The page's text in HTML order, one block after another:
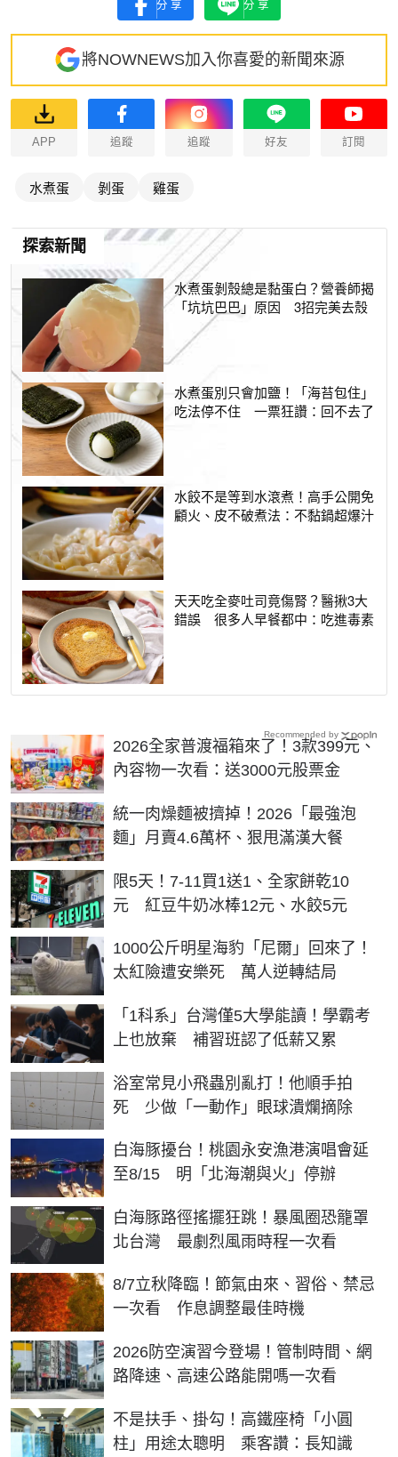
分享 分享
將NOWNEWS加入你喜愛的新聞來源
APP 追蹤 追蹤 好友 訂閱
水煮蛋 剝蛋 雞蛋
探索新聞
水煮蛋剝殼總是黏蛋白？營養師揭
「坑坑巴巴」原因 3招完美去殼
水煮蛋別只會加鹽！「海苔包住」
吃法停不住 一票狂讚：回不去了
水餃不是等到水滾煮！高手公開免
顧火、皮不破煮法：不黏鍋超爆汁
天天吃全麥吐司竟傷腎？醫揪3大
錯誤 很多人早餐都中：吃進毒素
2026全家普渡福箱來了！3款399元、
內容物一次看：送3000元股票金
統一肉燥麵被擠掉！2026「最強泡
麵」月賣4.6萬杯、狠甩滿漢大餐
限5天！7-11買1送1、全家餅乾10
元 紅豆牛奶冰棒12元、水餃5元
1000公斤明星海豹「尼爾」回來了！
太紅險遭安樂死 萬人逆轉結局
「1科系」台灣僅5大學能讀！學霸考
上也放棄 補習班認了低薪又累
浴室常見小飛蟲別亂打！他順手拍
死 少做「一動作」眼球潰爛摘除
白海豚擾台！桃園永安漁港演唱會延
至8/15 明「北海潮與火」停辦
白海豚路徑搖擺狂跳！暴風圈恐籠罩
北台灣 最劇烈風雨時程一次看
8/7立秋降臨！節氣由來、習俗、禁忌
一次看 作息調整最佳時機
2026防空演習今登場！管制時間、網
路降速、高速公路能開嗎一次看
不是扶手、掛勾！高鐵座椅「小圓
柱」用途太聰明 乘客讚：長知識
Recommended by